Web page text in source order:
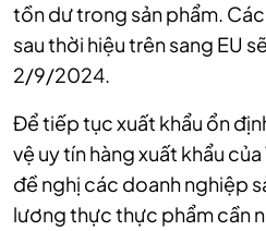
tồn dư trong sản phẩm.
sau thời hiệu trên sang EU
2/9/2024.
Để tiếp tục xuất khẩu ổn
vệ uy tín hàng xuất khẩu
đề nghị các doanh nghiệp
lương thực thực phẩm cần